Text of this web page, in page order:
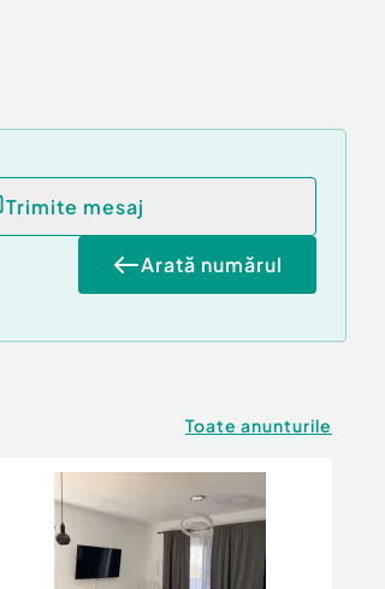
Trimite mesaj
Arată numărul
Toate anunturile